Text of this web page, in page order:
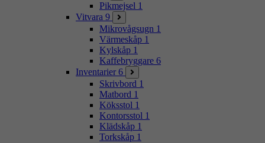
Pikmejsel 1
Vitvara 9
Mikrovågsugn 1
Värmeskåp 1
Kylskåp 1
Kaffebryggare 6
Inventarier 6
Skrivbord 1
Matbord 1
Köksstol 1
Kontorsstol 1
Klädskåp 1
Torkskåp 1